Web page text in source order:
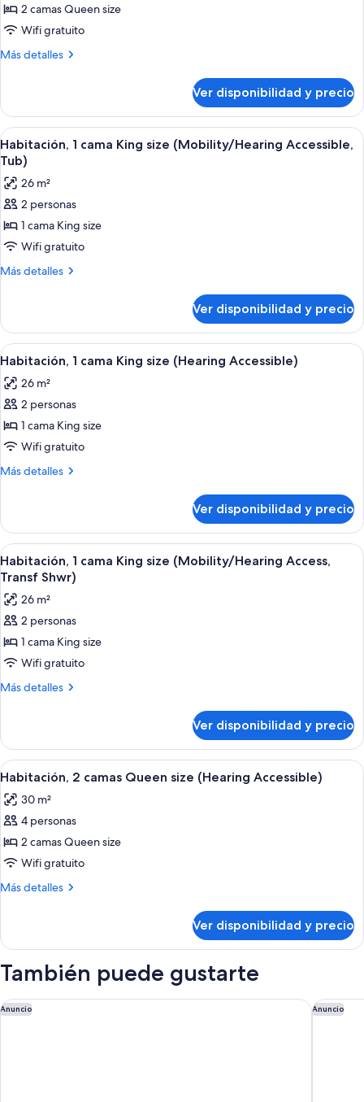
2 camas Queen size
Wifi gratuito
Más detalles
Más
Habitación,
camas
Queen
Ver disponibilidad y precio
Ver
todas
las
fotos
de
Habitación,
1
cama
(Mobility/Hearing
Accessible,
Tub)
Habitación de hotel con una cama
4
Habitación, 1 cama King size (Mobility/Hearing Accessible,
Tub)
26 m²
2 personas
1 cama King size
Wifi gratuito
Más detalles
Más
1
cama
King
(Mobility/Hearing
Accessible,
Ver disponibilidad y precio
Ver
todas
las
fotos
de
Habitación,
1
size
(Hearing
Accessible)
Una habitación de hotel con cama,
5
Habitación, 1 cama King size (Hearing Accessible)
26 m²
2 personas
1 cama King size
Wifi gratuito
Más detalles
Más
1
cama
King
size
Accessible)
Ver disponibilidad y precio
Ver
todas
las
fotos
de
Habitación,
1
cama
(Mobility/Hearing
Access,
Transf
Shwr)
Habitación de hotel con una cama
4
Habitación, 1 cama King size (Mobility/Hearing Access,
Transf Shwr)
26 m²
2 personas
1 cama King size
Wifi gratuito
Más detalles
Más
1
cama
King
(Mobility/Hearing
Access,
Shwr)
Ver disponibilidad y precio
Ver
todas
las
fotos
de
Habitación,
2
size
(Hearing
Accessible)
Habitación de hotel con dos camas,
5
Habitación, 2 camas Queen size (Hearing Accessible)
30 m²
4 personas
2 camas Queen size
Wifi gratuito
Más detalles
Más
2
Queen
(Hearing
Accessible)
Ver disponibilidad y precio
También puede gustarte
Anuncio
Home2 Suites By Hilton Weston Ft. Lauderdale Anuncio